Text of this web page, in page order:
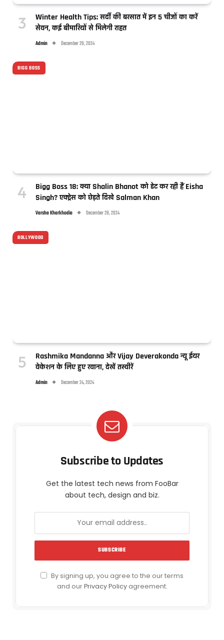
Winter Health Tips: सर्दी की बरसात में इन 5 चीजों का करें
सेवन, कई बीमारियों से मिलेगी राहत
Admin December 29, 2024
BIGG BOSS
Bigg Boss 18: क्या Shalin Bhanot को डेट कर रही हैं Eisha
Singh? एक्ट्रेस को छेड़ते दिखे Salman Khan
Varsha Kharkhodia December 28, 2024
BOLLYWOOD
Rashmika Mandanna और Vijay Deverakonda न्यू ईयर
वेकेशन के लिए हुए रवाना, देखें तस्वीरें
Admin December 24, 2024
Subscribe to Updates
Get the latest tech news from FooBar
about tech, design and biz.
By signing up, you agree to the our terms
and ourPrivacy Policyagreement.